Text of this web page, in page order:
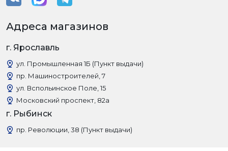
Адреса магазинов
г. Ярославль
ул. Промышленная 1Б (Пункт выдачи)
пр. Машиностроителей, 7
ул. Вспольинское Поле, 15
Московский проспект, 82а
г. Рыбинск
пр. Революции, 38 (Пункт выдачи)